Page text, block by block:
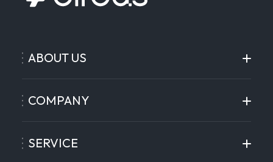
ABOUT US
COMPANY
SERVICE